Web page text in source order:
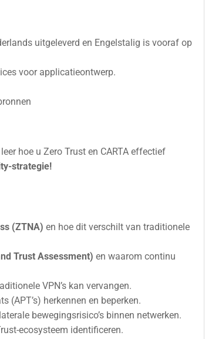
uitgeleverd en Engelstalig is vooraf op
voor applicatieontwerp.
hoe u Zero Trust en CARTA effectief
strategie!
(ZTNA) en hoe dit verschilt van traditionele
Trust Assessment) en waarom continu
VPN’s kan vervangen.
(APT’s) herkennen en beperken.
bewegingsrisico’s binnen netwerken.
ecosysteem identificeren.